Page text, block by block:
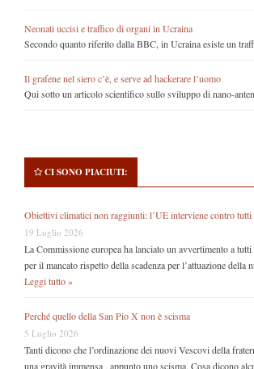
Neonati uccisi e traffico di organi in Ucraina
Secondo quanto riferito dalla BBC, in Ucraina esiste un
Il grafene nel siero c’è, e serve ad hackerare l’uomo
Qui sotto un articolo scientifico sullo sviluppo di nano-
CI SONO PIACIUTI:
Obiettivi climatici non raggiunti: l’UE interviene contro
19 Luglio 2026
La Commissione europea ha lanciato un avvertimento a
per il mancato rispetto della scadenza per l’attuazione della
Leggi tutto »
Perché quello della San Pio X non è scisma
5 Luglio 2026
Tanti dicono che l’ordinazione dei nuovi Vescovi della
una gravità immensa , appunto uno scisma. Cosa dicono